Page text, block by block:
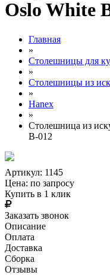
Oslo White
Главная
»
Столешницы для
»
Столешницы из
»
Hanex
»
Столешница из
B-012
Артикул: 1145
Цена: по запросу
Купить в 1 клик
Заказать звонок
Описание
Оплата
Доставка
Сборка
Отзывы